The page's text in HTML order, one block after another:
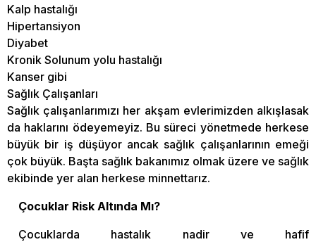
Kalp hastalığı
Hipertansiyon
Diyabet
Kronik Solunum yolu hastalığı
Kanser gibi
Sağlık Çalışanları
Sağlık çalışanlarımızı her akşam evlerimizden alkışlasak
da haklarını ödeyemeyiz. Bu süreci yönetmede herkese
büyük bir iş düşüyor ancak sağlık çalışanlarının emeği
çok büyük. Başta sağlık bakanımız olmak üzere ve sağlık
ekibinde yer alan herkese minnettarız.
Çocuklar Risk Altında Mı?
Çocuklarda hastalık nadir ve hafif